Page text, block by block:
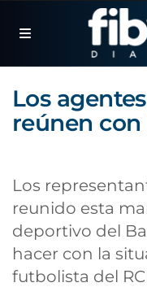
Los
reúnen con
Los
reunido esta
deportivo del
hacer con la
futbolista del